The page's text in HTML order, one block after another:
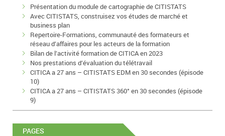
Présentation du module de cartographie de CITISTATS
Avec CITISTATS, construisez vos études de marché et
business plan
Repertoire-Formations, communauté des formateurs et
réseau d’affaires pour les acteurs de la formation
Bilan de l’activité formation de CITICA en 2023
Nos prestations d’évaluation du télétravail
CITICA a 27 ans – CITISTATS EDM en 30 secondes (épisode
10)
CITICA a 27 ans – CITISTATS 360° en 30 secondes (épisode
9)
PAGES